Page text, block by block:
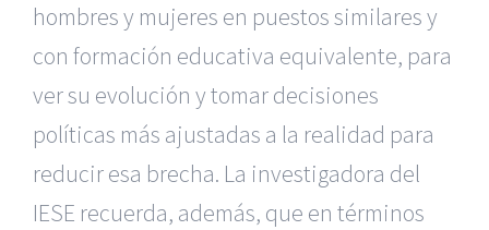
hombres y mujeres en puestos similares y
con formación educativa equivalente, para
ver su evolución y tomar decisiones
políticas más ajustadas a la realidad para
reducir esa brecha. La investigadora del
IESE recuerda, además, que en términos